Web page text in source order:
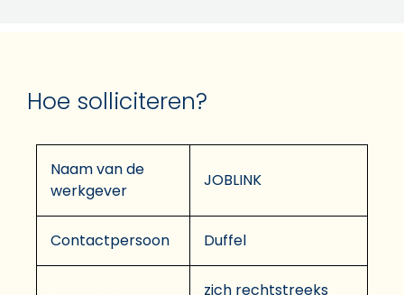
Hoe solliciteren?
Naam van de
werkgever
JOBLINK
Contactpersoon Duffel
zich rechtstreeks